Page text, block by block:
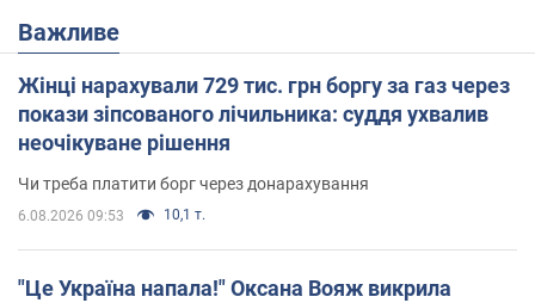
Важливе
Жінці нарахували 729 тис. грн боргу за газ через
покази зіпсованого лічильника: суддя ухвалив
неочікуване рішення
Чи треба платити борг через донарахування
6.08.2026 09:53 10,1 т.
"Це Україна напала!" Оксана Вояж викрила